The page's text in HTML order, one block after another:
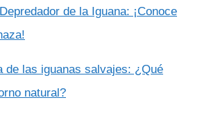
de la Iguana: ¡Conoce
de las iguanas salvajes: ¿Qué
natural?